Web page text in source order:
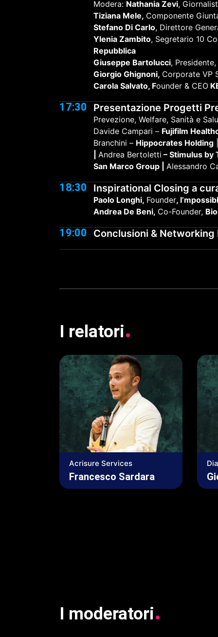
Modera: Nathania Zevi,
Tiziana Mele, Componente
Stefano Di Carlo, Direttore
Ylenia Zambito, Segretario 10
Repubblica
Giuseppe Bartolucci, Presidente,
Giorgio Ghignoni, Corporate VP
Carola Salvato, Founder & CEO
17:30 Presentazione Progetti
Prevezione, Welfare, Sanità e
Davide Campari – Fujifilm
Branchini – Hippocrates Holding
Andrea Bertoletti – Stimulus by
San Marco Group | Alessandro
18:30 Inspirational Closing a
Paolo Longhi, Founder,
Andrea De Beni, Co-Founder,
19:00 Conclusioni & Networking
I relatori.
Acrisure Services
Francesco Sardara
I moderatori.